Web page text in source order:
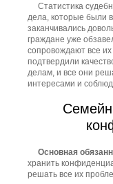
Статистика
дела, которые были
заканчивались
граждане уже
сопровождают все
подтвердили
делам, и все они
интересами и
Основная
хранить
решать все их